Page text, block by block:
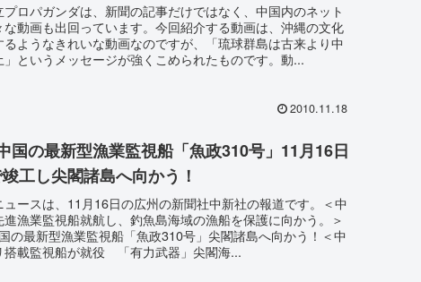
プロパガンダは、新聞の記事だけではなく、中国内のネット
な動画も出回っています。今回紹介する動画は、沖縄の文化
るようなきれいな動画なのですが、「琉球群島は古来より中
」というメッセージが強くこめられたものです。動...
2010.11.18
国の最新型漁業監視船「魚政310号」11月16日
工し尖閣諸島へ向かう！
ュースは、11月16日の広州の新聞社中新社の報道です。＜中
進漁業監視船就航し、釣魚島海域の漁船を保護に向かう。＞
の最新型漁業監視船「魚政310号」尖閣諸島へ向かう！＜中
搭載監視船が就役 「有力武器」尖閣海...